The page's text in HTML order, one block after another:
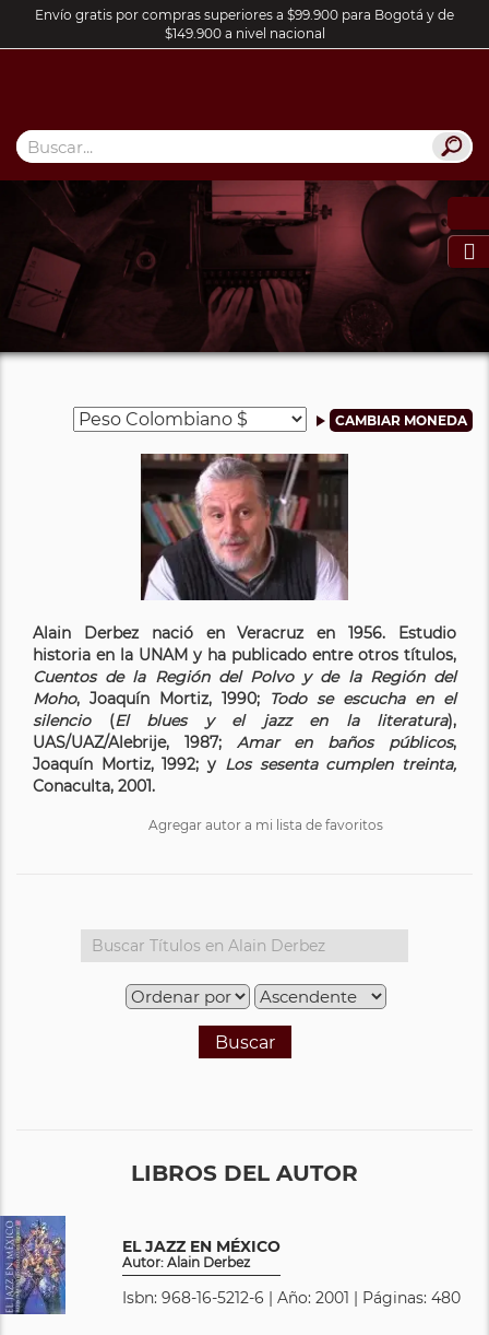
Envío gratis por compras superiores a $99.900 para Bogotá y de
$149.900 a nivel nacional

Alain Derbez nació en Veracruz en 1956. Estudio
historia en la UNAM y ha publicado entre otros títulos,
Cuentos de la Región del Polvo y de la Región del
Moho, Joaquín Mortiz, 1990;
Todo se escucha en el
silencio(El blues y el jazz en la literatura),
UAS/UAZ/Alebrije, 1987; Amar en baños públicos,
Joaquín Mortiz, 1992; y Los sesenta cumplen treinta,
Conaculta, 2001.
Agregar autor a mi lista de favoritos
Buscar
LIBROS DEL AUTOR
EL JAZZ EN MÉXICO
Autor: Alain Derbez
Isbn: 968-16-5212-6 | Año: 2001 | Páginas: 480